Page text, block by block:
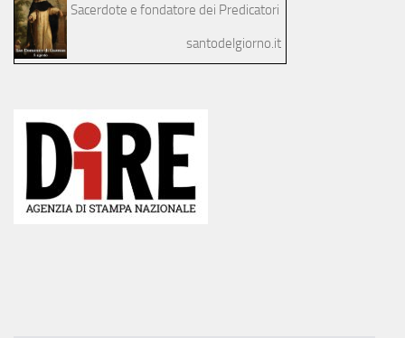
Sacerdote e fondatore dei Predicatori
santodelgiorno.it